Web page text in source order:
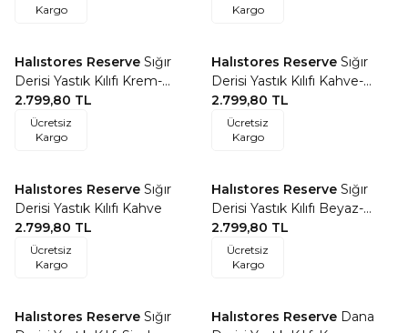
Kargo
Kargo
Favorilere Ekle
Halıstores Reserve Sığır
Derisi Yastık Kılıfı Krem-
Kahve
2.799,80 TL
Ücretsiz
Kargo
Favorilere Ekle
Halıstores Reserve Sığır
Derisi Yastık Kılıfı Kahve-
Krem
2.799,80 TL
Ücretsiz
Kargo
Favorilere Ekle
Halıstores Reserve Sığır
Derisi Yastık Kılıfı Kahve
2.799,80 TL
Ücretsiz
Kargo
Favorilere Ekle
Halıstores Reserve Sığır
Derisi Yastık Kılıfı Beyaz-
Kahve
2.799,80 TL
Ücretsiz
Kargo
Favorilere Ekle
Halıstores Reserve Sığır
Favorilere Ekle
Halıstores Reserve Dana